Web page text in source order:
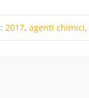
2017, agenti chimici,